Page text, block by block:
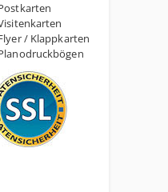
/ Klappkarten